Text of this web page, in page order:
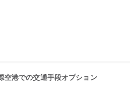
空港での交通手段オプション